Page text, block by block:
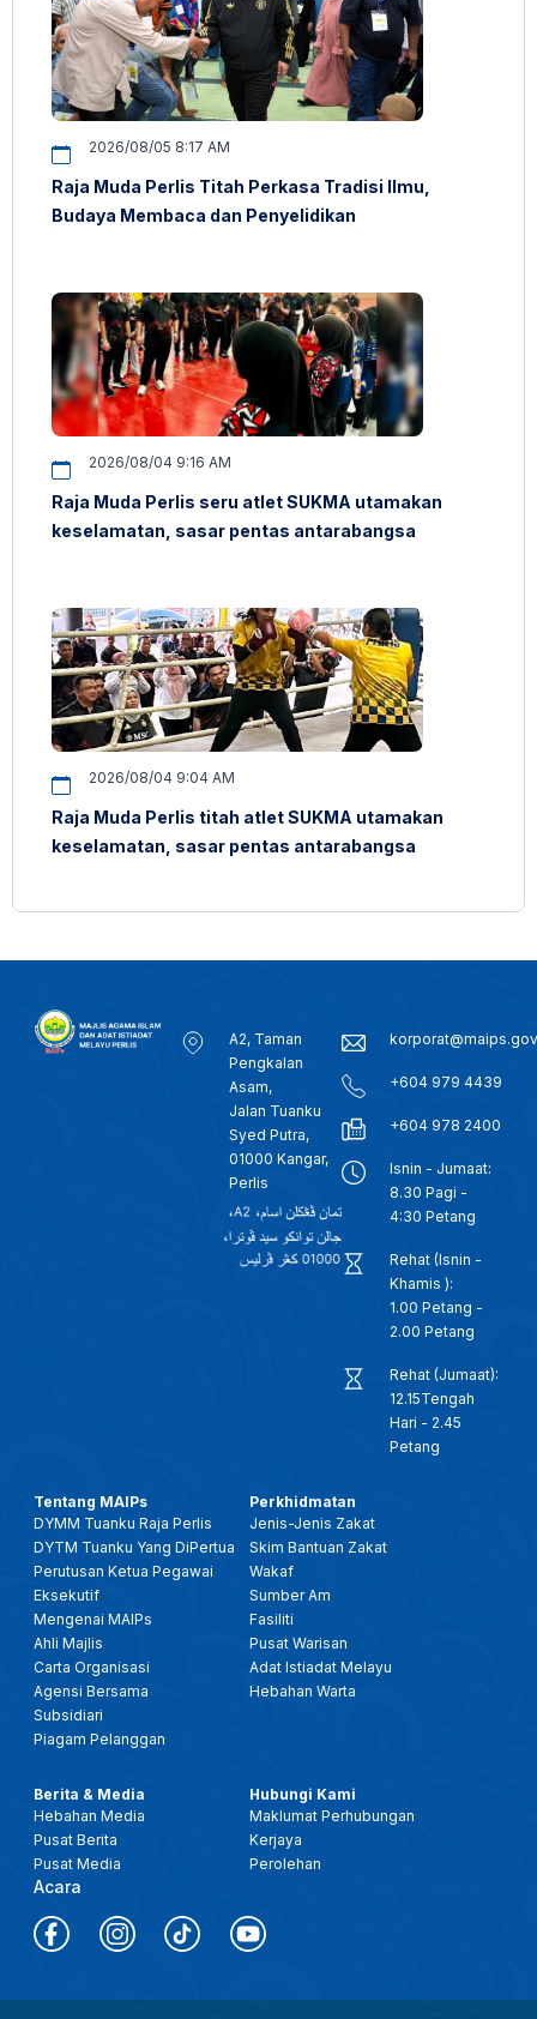
2026/08/05 8:17 AM
Raja Muda Perlis Titah Perkasa Tradisi Ilmu,
Budaya Membaca dan Penyelidikan
2026/08/04 9:16 AM
Raja Muda Perlis seru atlet SUKMA utamakan
keselamatan, sasar pentas antarabangsa
2026/08/04 9:04 AM
Raja Muda Perlis titah atlet SUKMA utamakan
keselamatan, sasar pentas antarabangsa
A2, Taman
Pengkalan
Asam,
Jalan Tuanku
Syed Putra,
01000 Kangar,
Perlis
+604 979 4439
+604 978 2400
Isnin - Jumaat:
8.30 Pagi -
4:30 Petang
Rehat (Isnin -
Khamis ):
1.00 Petang -
2.00 Petang
Rehat (Jumaat):
12.15Tengah
Hari - 2.45
Petang
Tentang MAIPs
DYMM Tuanku Raja Perlis
DYTM Tuanku Yang DiPertua
Perutusan Ketua Pegawai
Eksekutif
Mengenai MAIPs
Ahli Majlis
Carta Organisasi
Agensi Bersama
Subsidiari
Piagam Pelanggan
Perkhidmatan
Jenis-Jenis Zakat
Skim Bantuan Zakat
Wakaf
Sumber Am
Fasiliti
Pusat Warisan
Adat Istiadat Melayu
Hebahan Warta
Berita & Media
Hebahan Media
Pusat Berita
Pusat Media
Acara
Hubungi Kami
Maklumat Perhubungan
Kerjaya
Perolehan